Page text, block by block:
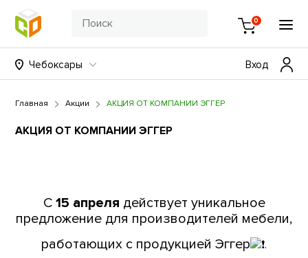
0
Чебоксары Вход
Главная Акции АКЦИЯ ОТ КОМПАНИИ ЭГГЕР
АКЦИЯ ОТ КОМПАНИИ ЭГГЕР
С 15 апреля действует уникальное
предложение для производителей мебели,
работающих с продукцией Эггер
.